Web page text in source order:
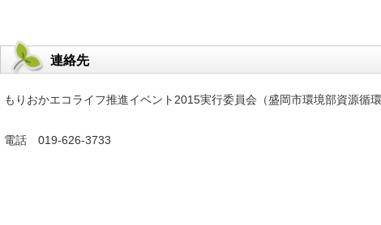
連絡先
もりおかエコライフ推進イベント2015実行委員会（盛岡市環境部資源循環
電話 019-626-3733